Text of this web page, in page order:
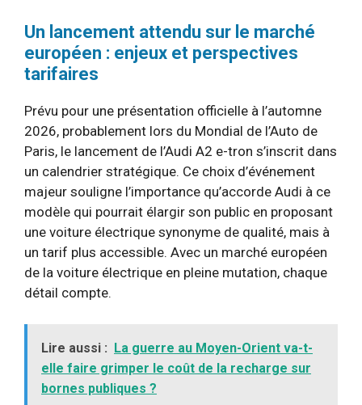
Un lancement attendu sur le marché
européen : enjeux et perspectives
tarifaires
Prévu pour une présentation officielle à l’automne
2026, probablement lors du Mondial de l’Auto de
Paris, le lancement de l’Audi A2 e-tron s’inscrit dans
un calendrier stratégique. Ce choix d’événement
majeur souligne l’importance qu’accorde Audi à ce
modèle qui pourrait élargir son public en proposant
une voiture électrique synonyme de qualité, mais à
un tarif plus accessible. Avec un marché européen
de la voiture électrique en pleine mutation, chaque
détail compte.
Lire aussi : La guerre au Moyen-Orient va-t-
elle faire grimper le coût de la recharge sur
bornes publiques ?